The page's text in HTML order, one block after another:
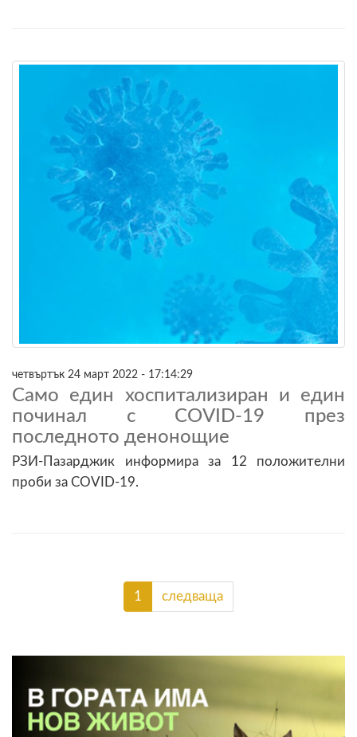
четвъртък 24 март 2022 - 17:14:29
Само един хоспитализиран и един
починал с COVID-19 през
последното денонощие
РЗИ-Пазарджик информира за 12 положителни
проби за COVID-19.
1 следваща